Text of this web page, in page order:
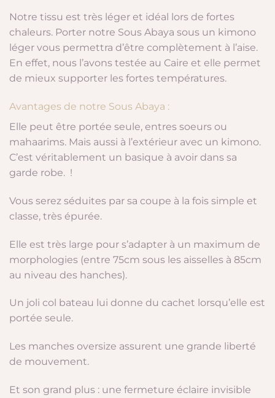
Notre tissu est très léger et idéal lors de fortes
chaleurs. Porter notre Sous Abaya sous un kimono
léger vous permettra d’être complètement à l’aise.
En effet, nous l’avons testée au Caire et elle permet
de mieux supporter les fortes températures.
Avantages de notre Sous Abaya :
Elle peut être portée seule, entres soeurs ou
mahaarims. Mais aussi à l’extérieur avec un kimono.
C’est véritablement un basique à avoir dans sa
garde robe. !
Vous serez séduites par sa coupe à la fois simple et
classe, très épurée.
Elle est très large pour s’adapter à un maximum de
morphologies (entre 75cm sous les aisselles à 85cm
au niveau des hanches).
Un joli col bateau lui donne du cachet lorsqu’elle est
portée seule.
Les manches oversize assurent une grande liberté
de mouvement.
Et son grand plus : une fermeture éclaire invisible